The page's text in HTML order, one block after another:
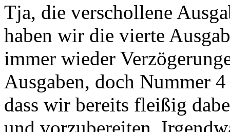
Tja, die verschollene
haben wir die vierte
immer wieder
Ausgaben, doch Nummer
dass wir bereits fleißig
und vorzubereiten.